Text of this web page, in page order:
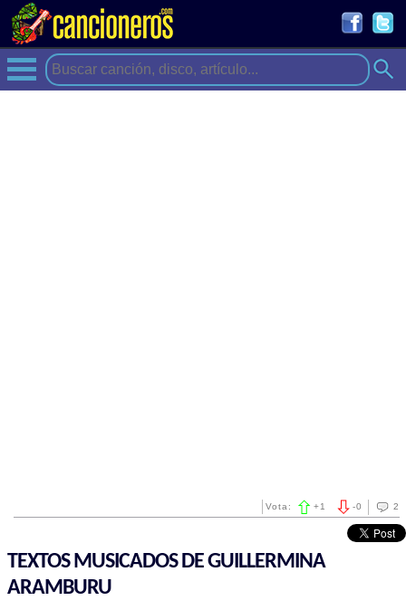
2
-0
Vota: +1
TEXTOS MUSICADOS DE GUILLERMINA
ARAMBURU